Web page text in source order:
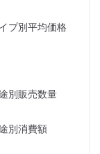
プ別平均価格
別販売数量
別消費額